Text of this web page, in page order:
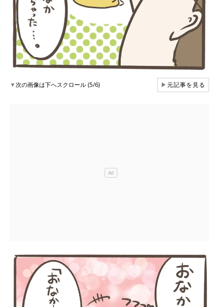
▼次の画像は下へスクロール (5/6) ▶元記事を見る